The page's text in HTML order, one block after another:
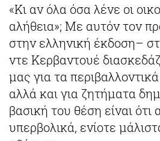
«Κι αν όλα όσα λένε οι
αλήθεια»; Με αυτόν τον
στην ελληνική έκδοση–
ντε Κερβαντουέ
μας για τα
αλλά και για ζητήματα
βασική του θέση είναι
υπερβολικά, ενίοτε